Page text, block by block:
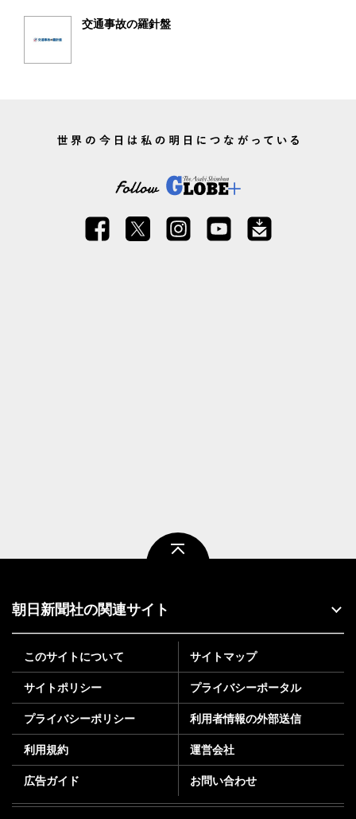
交通事故の羅針盤
朝日新聞社の関連サイト
このサイトについて サイトマップ
サイトポリシー プライバシーポータル
プライバシーポリシー 利用者情報の外部送信
利用規約 運営会社
広告ガイド お問い合わせ